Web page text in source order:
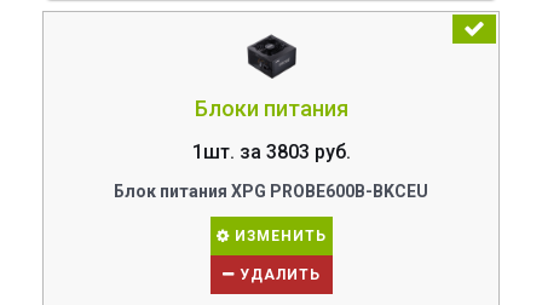
Блоки питания
1шт. за 3803 руб.
Блок питания XPG PROBE600B-BKCEU
ИЗМЕНИТЬ
УДАЛИТЬ